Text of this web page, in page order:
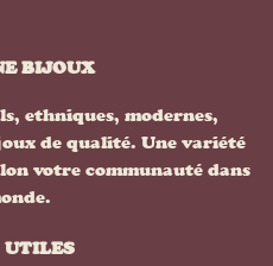
BIJOUX
ethniques, modernes,
de qualité. Une variété
votre communauté dans
UTILES